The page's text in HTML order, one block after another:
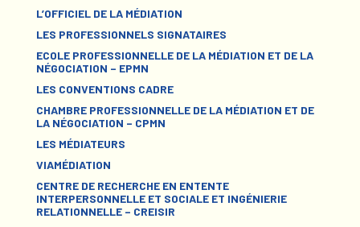
L’OFFICIEL DE LA MÉDIATION
LES PROFESSIONNELS SIGNATAIRES
ECOLE PROFESSIONNELLE DE LA MÉDIATION ET DE LA
NÉGOCIATION – EPMN
LES CONVENTIONS CADRE
CHAMBRE PROFESSIONNELLE DE LA MÉDIATION ET DE
LA NÉGOCIATION – CPMN
LES MÉDIATEURS
VIAMÉDIATION
CENTRE DE RECHERCHE EN ENTENTE
INTERPERSONNELLE ET SOCIALE ET INGÉNIERIE
RELATIONNELLE – CREISIR